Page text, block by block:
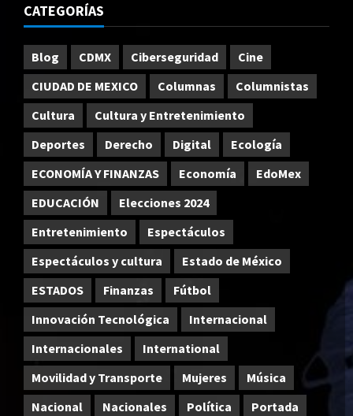
CATEGORÍAS
Blog CDMX Ciberseguridad
Cine
CIUDAD DE MEXICO
Columnas
Columnistas
Cultura
Cultura y Entretenimiento
Deportes
Derecho Digital
Ecología
ECONOMÍA Y FINANZAS
Economía
EdoMex
EDUCACIÓN
Elecciones 2024
Entretenimiento
Espectáculos
Espectáculos y cultura
Estado de México
ESTADOS
Finanzas
Fútbol
Innovación Tecnológica
Internacional
Internacionales
International
Movilidad y Transporte
Mujeres
Música
Nacional
Nacionales Política
Portada